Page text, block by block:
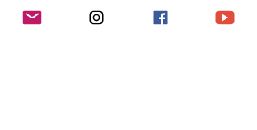
Testarossa
#911
#911turbo